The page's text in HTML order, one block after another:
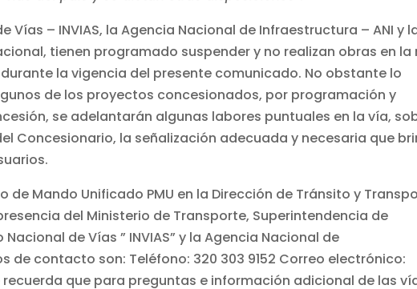
Vías – INVIAS, la Agencia Nacional de Infraestructura – ANI y
tienen programado suspender y no realizan obras en la
la vigencia del presente comunicado. No obstante lo
de los proyectos concesionados, por programación y
se adelantarán algunas labores puntuales en la vía,
Concesionario, la señalización adecuada y necesaria que
de Mando Unificado PMU en la Dirección de Tránsito y
del Ministerio de Transporte, Superintendencia de
de Vías ” INVIAS” y la Agencia Nacional de
de contacto son: Teléfono: 320 303 9152 Correo electrónico:
recuerda que para preguntas e información adicional de las